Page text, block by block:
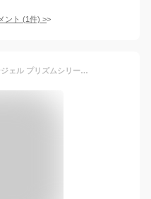
ント (1件) >
マグネットネイル ネイルタウンジェル プリズムシリーズ 全9色 約3g入り カラージェル セルフネイル ビー玉ネイル ジェルネイル